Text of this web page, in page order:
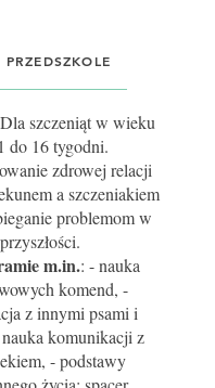
PRZEDSZKOLE
szczeniąt w wieku
do 16 tygodni.
zdrowej relacji
a szczeniakiem
problemom w
przyszłości.
m.in.: - nauka
komend, -
z innymi psami i
komunikacji z
- podstawy